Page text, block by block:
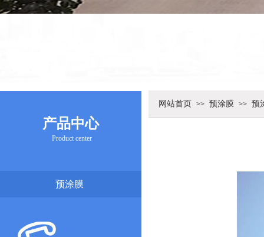
网站首页 >> 预涂膜 >> 预
预涂膜
产品中心
Product center